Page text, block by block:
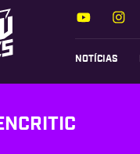
NOTÍCIAS